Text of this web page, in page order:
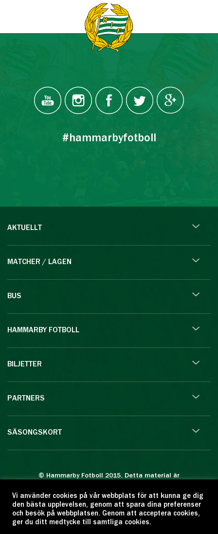
#hammarbyfotboll
AKTUELLT
MATCHER / LAGEN
BUS
HAMMARBY FOTBOLL
BILJETTER
PARTNERS
SÄSONGSKORT
© Hammarby Fotboll 2015. Detta material är
Eftertryck eller annan kopiering är förbjuden.
Citera oss gärna men ange källan:
www.hammarbyfotboll.se. Ansvarig utgivare:
Vi använder cookies på vår webbplats för att kunna ge dig
den bästa upplevelsen, genom att spara dina preferenser
och besök på webbplatsen. Genom att acceptera cookies,
ger du ditt medtycke till samtliga cookies.